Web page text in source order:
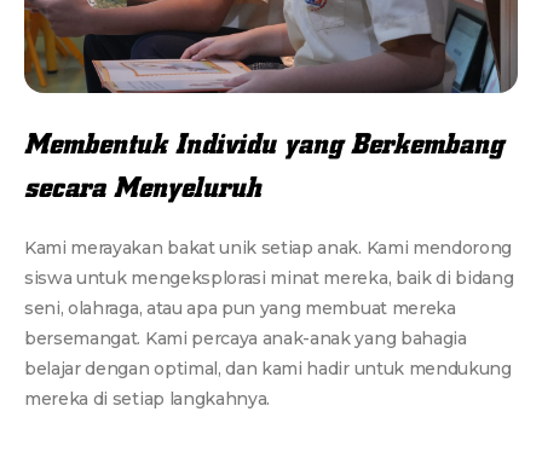
Membentuk Individu yang Berkembang
secara Menyeluruh
Kami merayakan bakat unik setiap anak. Kami mendorong
siswa untuk mengeksplorasi minat mereka, baik di bidang
seni, olahraga, atau apa pun yang membuat mereka
bersemangat. Kami percaya anak-anak yang bahagia
belajar dengan optimal, dan kami hadir untuk mendukung
mereka di setiap langkahnya.